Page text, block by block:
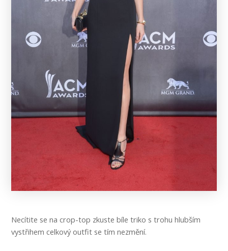
Necítite se na crop-top zkuste bíle triko s trohu hlubším
vystřihem celkový outfit se tím nezmění.